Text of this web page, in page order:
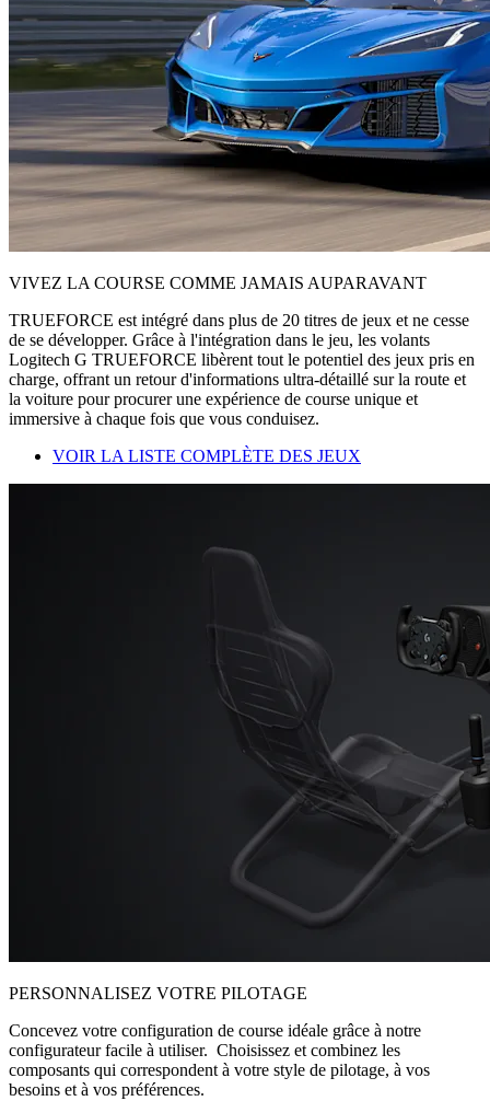
VIVEZ LA COURSE COMME JAMAIS AUPARAVANT
TRUEFORCE est intégré dans plus de 20 titres de jeux et ne cesse
de se développer. Grâce à l'intégration dans le jeu, les volants
Logitech G TRUEFORCE libèrent tout le potentiel des jeux pris en
charge, offrant un retour d'informations ultra-détaillé sur la route et
la voiture pour procurer une expérience de course unique et
immersive à chaque fois que vous conduisez.
VOIR LA LISTE COMPLÈTE DES JEUX
PERSONNALISEZ VOTRE PILOTAGE
Concevez votre configuration de course idéale grâce à notre
configurateur facile à utiliser. Choisissez et combinez les
composants qui correspondent à votre style de pilotage, à vos
besoins et à vos préférences.